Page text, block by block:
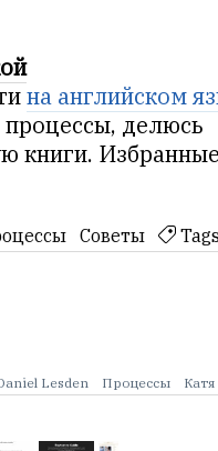
на английском
делюсь
книги. Избранные
Советы
Lesden Процессы